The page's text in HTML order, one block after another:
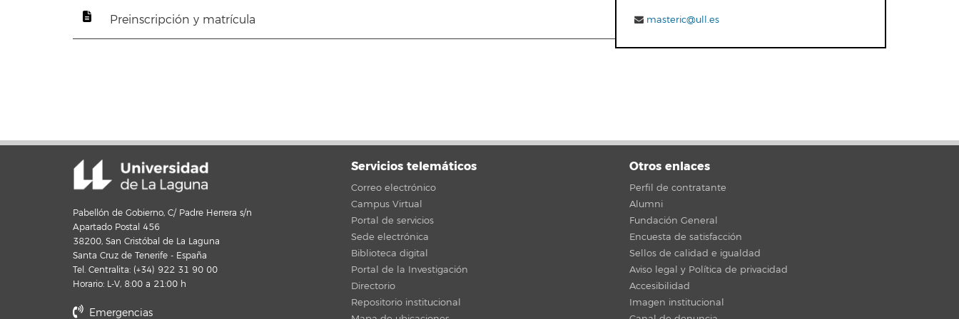
Preinscripción y matrícula masteric@ull.es
Pabellón de Gobierno, C/ Padre Herrera s/n
Apartado Postal 456
38200, San Cristóbal de La Laguna
Santa Cruz de Tenerife - España
Tel. Centralita: (+34) 922 31 90 00
Horario: L-V, 8:00 a 21:00 h
Emergencias
Servicios telemáticos
Correo electrónico
Campus Virtual
Portal de servicios
Sede electrónica
Biblioteca digital
Portal de la Investigación
Directorio
Repositorio institucional
Otros enlaces
Perfil de contratante
Alumni
Fundación General
Encuesta de satisfacción
Sellos de calidad e igualdad
Aviso legal y Política de privacidad
Accesibilidad
Imagen institucional